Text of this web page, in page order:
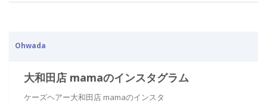
Ohwada
大和田店 mamaのインスタグラム
ケーズヘアー大和田店 mamaのインスタ